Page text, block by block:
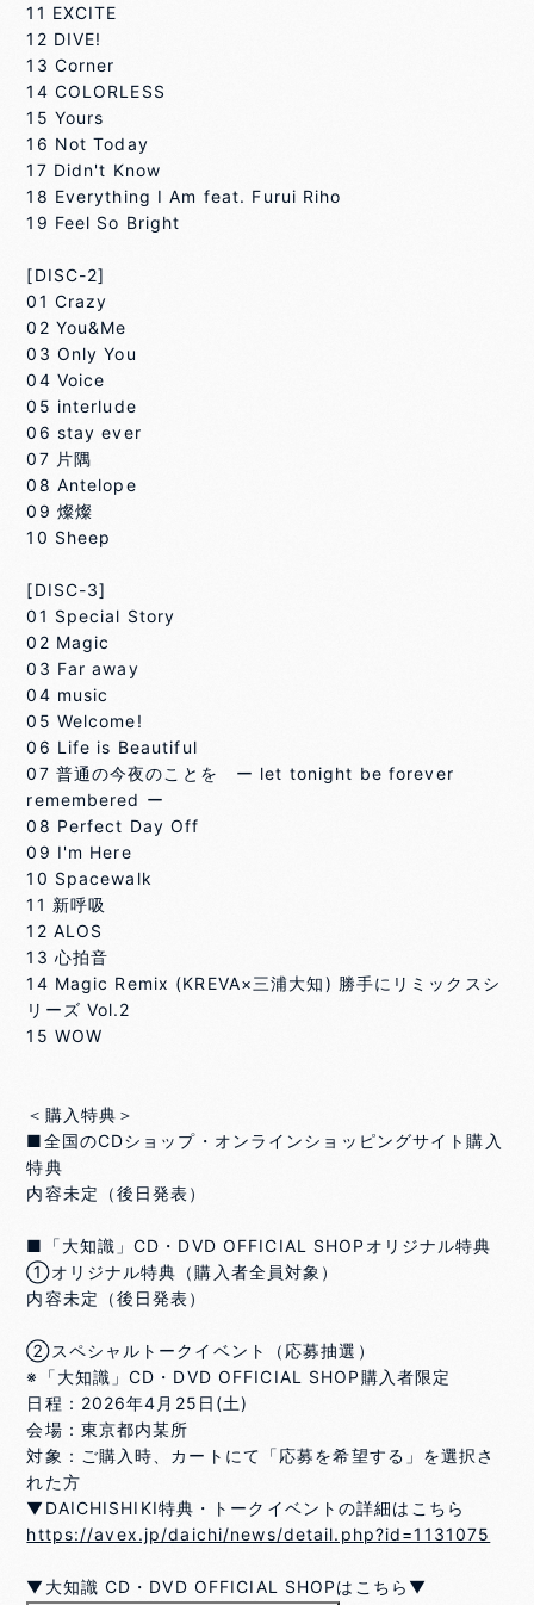
11 EXCITE
12 DIVE!
13 Corner
14 COLORLESS
15 Yours
16 Not Today
17 Didn't Know
18 Everything I Am feat. Furui Riho
19 Feel So Bright
[DISC-2]
01 Crazy
02 You&Me
03 Only You
04 Voice
05 interlude
06 stay ever
07 片隅
08 Antelope
09 燦燦
10 Sheep
[DISC-3]
01 Special Story
02 Magic
03 Far away
04 music
05 Welcome!
06 Life is Beautiful
07 普通の今夜のことを ー let tonight be forever
remembered ー
08 Perfect Day Off
09 I'm Here
10 Spacewalk
11 新呼吸
12 ALOS
13 心拍音
14 Magic Remix (KREVA×三浦大知) 勝手にリミックスシ
リーズ Vol.2
15 WOW
＜購入特典＞
■全国のCDショップ・オンラインショッピングサイト購入
特典
内容未定（後日発表）
■「大知識」CD・DVD OFFICIAL SHOPオリジナル特典
①オリジナル特典（購入者全員対象）
内容未定（後日発表）
②スペシャルトークイベント（応募抽選）
※「大知識」CD・DVD OFFICIAL SHOP購入者限定
日程：2026年4月25日(土)
会場：東京都内某所
対象：ご購入時、カートにて「応募を希望する」を選択さ
れた方
▼DAICHISHIKI特典・トークイベントの詳細はこちら
https://avex.jp/daichi/news/detail.php?id=1131075
▼大知識 CD・DVD OFFICIAL SHOPはこちら▼